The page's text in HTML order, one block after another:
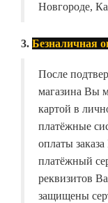
Новгороде,
3. Безналичная
После
магазина Вы
картой в
платёжные
оплаты
платёжный
реквизитов
защищены